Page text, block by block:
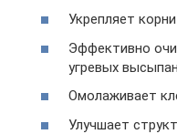
Укрепляет
Эффективно
угревых
Омолаживает
Улучшает